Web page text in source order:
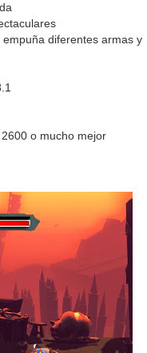
diferentes armas y
o mucho mejor